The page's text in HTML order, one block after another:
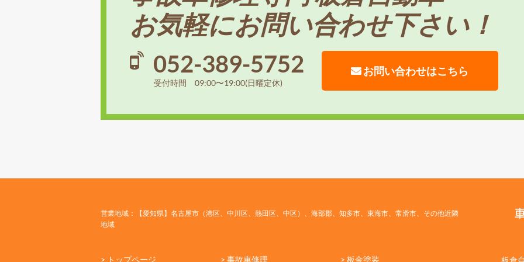
お気軽にお問い合わせ下さい！
052-389-5752
受付時間 09:00〜19:00(日曜定休)
お問い合わせはこちら
営業地域：【愛知県】名古屋市（港区、中川区、熱田区、中区）、海部郡、知多市、東海市、常滑市、その他近隣
地域
> トップページ > 事故車修理 > 板金塗装 板倉